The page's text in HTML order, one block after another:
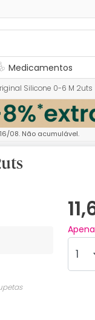
Medicamentos
Silicone 0-6 M 2uts
08. Não acumulável.